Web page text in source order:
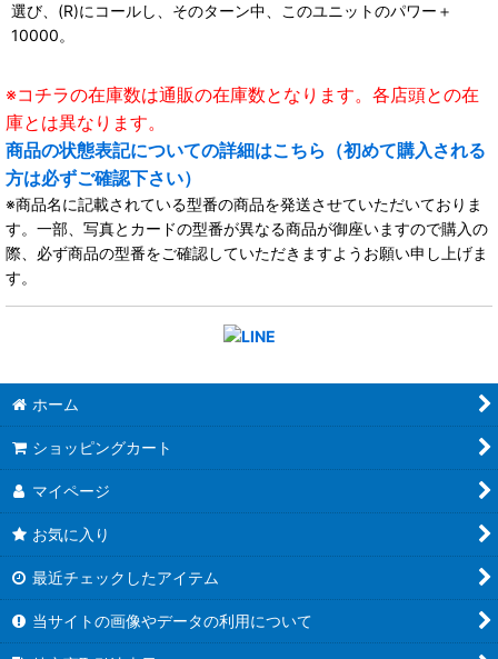
選び、(R)にコールし、そのターン中、このユニットのパワー＋
10000。
※コチラの在庫数は通販の在庫数となります。各店頭との在
庫とは異なります。
商品の状態表記についての詳細はこちら（初めて購入される
方は必ずご確認下さい）
※商品名に記載されている型番の商品を発送させていただいておりま
す。一部、写真とカードの型番が異なる商品が御座いますので購入の
際、必ず商品の型番をご確認していただきますようお願い申し上げま
す。
ホーム
ショッピングカート
マイページ
お気に入り
最近チェックしたアイテム
当サイトの画像やデータの利用について